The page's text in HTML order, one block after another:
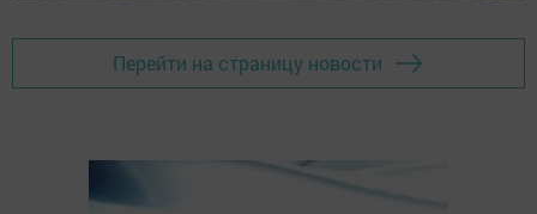
Перейти на страницу новости